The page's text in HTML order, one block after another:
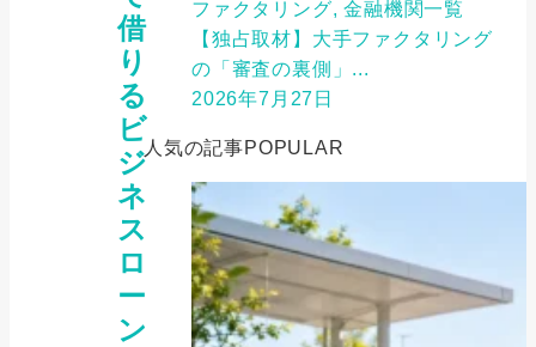
借
り
る
ビ
ジ
ネ
ス
ロ
ー
ン
ファクタリング, 金融機関一覧
【独占取材】大手ファクタリング
の「審査の裏側」...
2026年7月27日
人気の記事POPULAR